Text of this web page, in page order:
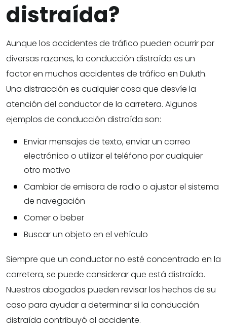
distraída?
Aunque los accidentes de tráfico pueden ocurrir por
diversas razones, la conducción distraída es un
factor en muchos accidentes de tráfico en Duluth.
Una distracción es cualquier cosa que desvíe la
atención del conductor de la carretera. Algunos
ejemplos de conducción distraída son:
Enviar mensajes de texto, enviar un correo
electrónico o utilizar el teléfono por cualquier
otro motivo
Cambiar de emisora de radio o ajustar el sistema
de navegación
Comer o beber
Buscar un objeto en el vehículo
Siempre que un conductor no esté concentrado en la
carretera, se puede considerar que está distraído.
Nuestros abogados pueden revisar los hechos de su
caso para ayudar a determinar si la conducción
distraída contribuyó al accidente.